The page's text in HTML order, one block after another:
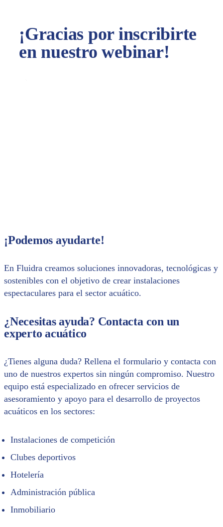
¡Gracias por inscribirte
en nuestro webinar!
¡Podemos ayudarte!
En Fluidra creamos soluciones innovadoras, tecnológicas y
sostenibles con el objetivo de crear instalaciones
espectaculares para el sector acuático.
¿Necesitas ayuda? Contacta con un
experto acuático
¿Tienes alguna duda? Rellena el formulario y contacta con
uno de nuestros expertos sin ningún compromiso. Nuestro
equipo está especializado en ofrecer servicios de
asesoramiento y apoyo para el desarrollo de proyectos
acuáticos en los sectores:
Instalaciones de competición
Clubes deportivos
Hotelería
Administración pública
Inmobiliario